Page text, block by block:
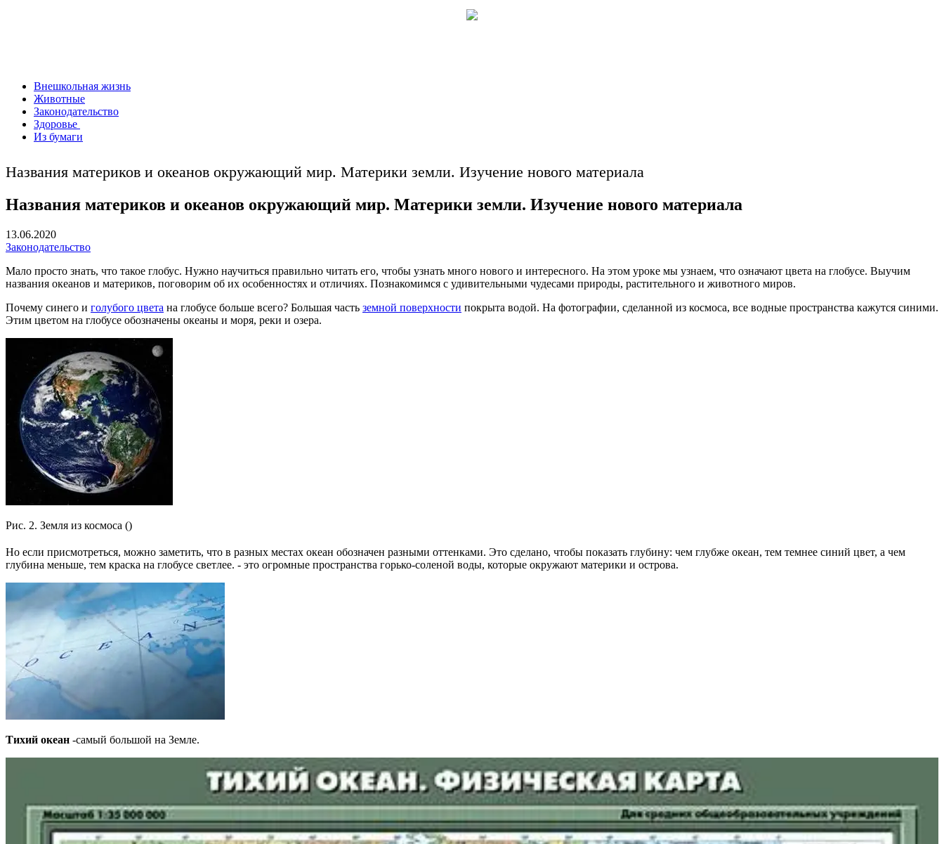
Внешкольная жизнь
Животные
Законодательство
Здоровье
Из бумаги
Названия материков и океанов окружающий мир. Материки земли. Изучение нового материала
Названия материков и океанов окружающий мир. Материки земли. Изучение нового материала
13.06.2020
Законодательство
Мало просто знать, что такое глобус. Нужно научиться правильно читать его, чтобы узнать много нового и интересного. На этом уроке мы узнаем, что означают цвета на глобусе. Выучим
названия океанов и материков, поговорим об их особенностях и отличиях. Познакомимся с удивительными чудесами природы, растительного и животного миров.
Почему синего и голубого цвета на глобусе больше всего? Большая часть земной поверхности покрыта водой. На фотографии, сделанной из космоса, все водные пространства кажутся синими.
Этим цветом на глобусе обозначены океаны и моря, реки и озера.
Рис. 2. Земля из космоса ()
Но если присмотреться, можно заметить, что в разных местах океан обозначен разными оттенками. Это сделано, чтобы показать глубину: чем глубже океан, тем темнее синий цвет, а чем
глубина меньше, тем краска на глобусе светлее. - это огромные пространства горько-соленой воды, которые окружают материки и острова.
Тихий океан -самый большой на Земле.